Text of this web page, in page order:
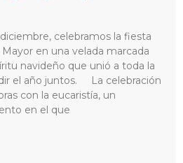
celebramos la fiesta
en una velada marcada
navideño que unió a toda la
el año juntos. La celebración
con la eucaristía, un
en el que